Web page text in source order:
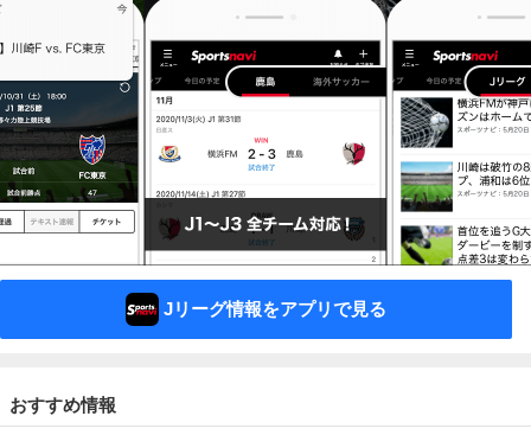
Jリーグ情報をアプリで見る
おすすめ情報